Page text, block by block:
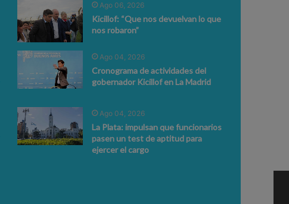
Ago 06, 2026
Kicillof: “Que nos devuelvan lo que
nos robaron”
Ago 04, 2026
Cronograma de actividades del
gobernador Kicillof en La Madrid
Ago 04, 2026
La Plata: impulsan que funcionarios
pasen un test de aptitud para
ejercer el cargo